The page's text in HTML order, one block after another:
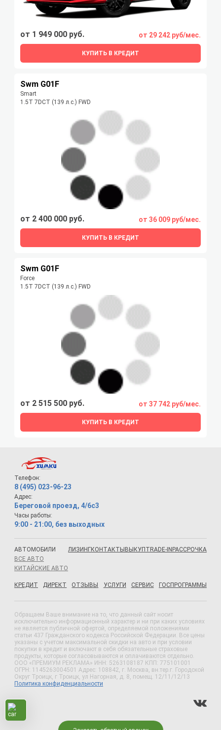
от 1 949 000 руб. от 29 242 руб/мес.
КУПИТЬ В КРЕДИТ
Swm G01F
Smart
1.5T 7DCT (139 л.с.) FWD
от 2 400 000 руб. от 36 009 руб/мес.
КУПИТЬ В КРЕДИТ
Swm G01F
Force
1.5T 7DCT (139 л.с.) FWD
от 2 515 500 руб. от 37 742 руб/мес.
КУПИТЬ В КРЕДИТ
Телефон:
8 (495) 023-96-23
Адрес:
Береговой проезд, 4/6с3
Часы работы:
9:00 - 21:00, без выходных
АВТОМОБИЛИ
ВСЕ АВТО
КИТАЙСКИЕ АВТО
ЛИЗИНГКОНТАКТЫ ВЫКУП TRADE-IN РАССРОЧКА
КРЕДИТ ДИРЕКТ ОТЗЫВЫ УСЛУГИ СЕРВИС ГОСПРОГРАММЫ
Обращаем Ваше внимание на то, что данный сайт носит
исключительно информационный характер и ни при каких условиях
не является публичной офертой, определяемой положениями
статьи 437 Гражданского кодекса Российской Федерации. Все цены
указаны с учетом максимальной скидки на авто и при условии
покупки в кредит и включают в себя обязательные страховые
продукты, которые согласовываются и оплачиваются отдельно.
ООО «ПРЕМИУМ РЕКЛАМА» ИНН: 5263108187 КПП: 775101001
ОГРН: 1145263004501 Адрес: 108842, г. Москва, вн.тер.г. Городской
Округ Троицк, г Троицк, ул Нагорная, д. 8, помещ. 12/11/12/13
Политика конфиденциальности